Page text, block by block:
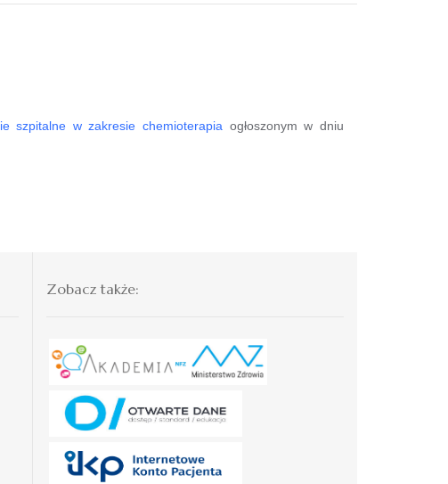
szpitalne w zakresie chemioterapia ogłoszonym w dniu
Zobacz także: